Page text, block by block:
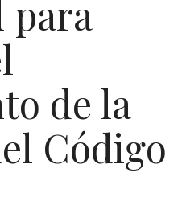
para
de la
Código